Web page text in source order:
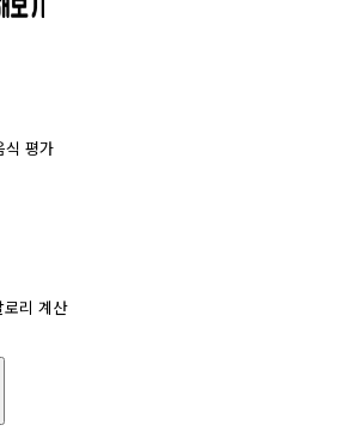
식 평가
리 계산